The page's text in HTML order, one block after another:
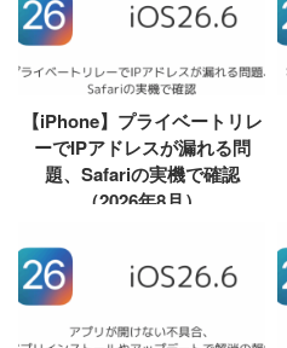
【iPhone】プライベートリレ
ーでIPアドレスが漏れる問
題、Safariの実機で確認
（2026年8月）